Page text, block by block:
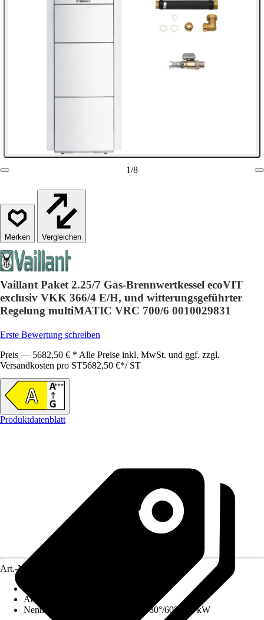
1/8
Vergleichen
Vaillant Paket 2.25/7 Gas-Brennwertkessel ecoVIT
exclusiv VKK 366/4 E/H, und witterungsgeführter
Regelung multiMATIC VRC 700/6 0010029831
Erste Bewertung schreiben
Preis — 5682,50 € * Alle Preise inkl. MwSt. und ggf. zzgl.
Versandkosten pro ST5682,50 €*/ ST
Produktdatenblatt
Art.-Nr.
Abgasanschluss
Nennwärmeleistung (Heizbetrieb 80°/60°)
34 kW